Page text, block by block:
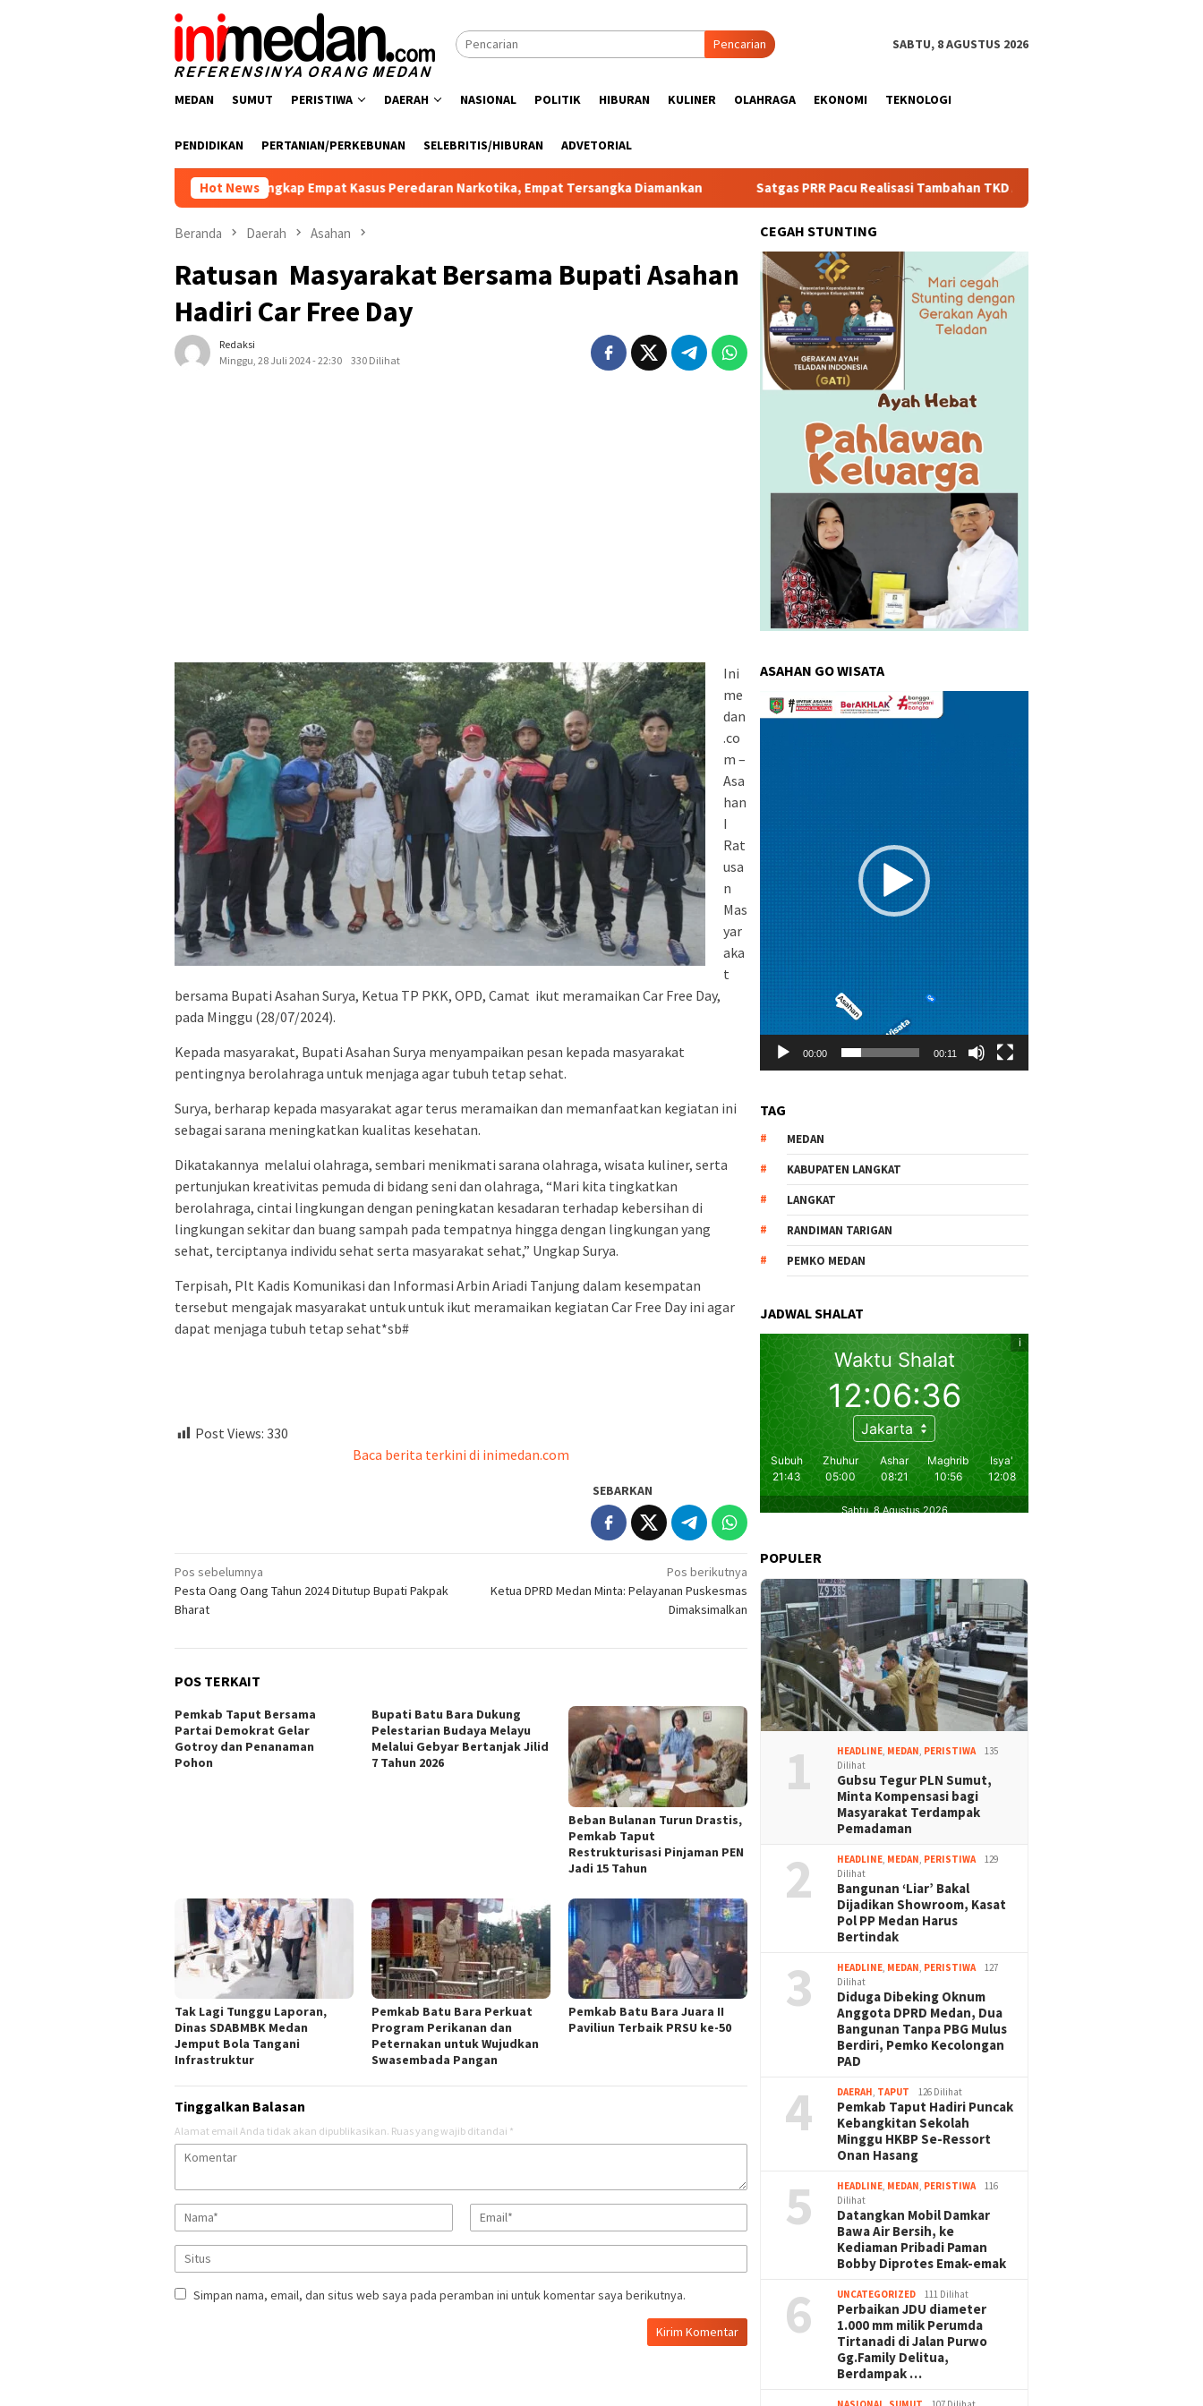
Pencarian SABTU, 8 AGUSTUS 2026
MEDAN SUMUT PERISTIWA DAERAH NASIONAL POLITIK HIBURAN KULINER OLAHRAGA EKONOMI TEKNOLOGI
PENDIDIKAN PERTANIAN/PERKEBUNAN SELEBRITIS/HIBURAN ADVETORIAL
Hot News
Polres Batu Bara Ungkap Empat Kasus Peredaran Narkotika, Empat Tersangka Diamankan Satgas PRR Pacu Realisasi Tambahan TKD Aceh Rp1,65 Triliun, Pastikan Transparan dan
Beranda Daerah Asahan
Ratusan Masyarakat Bersama Bupati Asahan
Hadiri Car Free Day
Redaksi
Minggu, 28 Juli 2024 - 22:30
330 Dilihat
Ini
me
dan
.co
m –
Asa
han
I
Rat
usa
n
Mas
yar
aka
t
bersama Bupati Asahan Surya, Ketua TP PKK, OPD, Camat ikut meramaikan Car Free Day,
pada Minggu (28/07/2024).
Kepada masyarakat, Bupati Asahan Surya menyampaikan pesan kepada masyarakat
pentingnya berolahraga untuk menjaga agar tubuh tetap sehat.
Surya, berharap kepada masyarakat agar terus meramaikan dan memanfaatkan kegiatan ini
sebagai sarana meningkatkan kualitas kesehatan.
Dikatakannya melalui olahraga, sembari menikmati sarana olahraga, wisata kuliner, serta
pertunjukan kreativitas pemuda di bidang seni dan olahraga, “Mari kita tingkatkan
berolahraga, cintai lingkungan dengan peningkatan kesadaran terhadap kebersihan di
lingkungan sekitar dan buang sampah pada tempatnya hingga dengan lingkungan yang
sehat, terciptanya individu sehat serta masyarakat sehat,” Ungkap Surya.
Terpisah, Plt Kadis Komunikasi dan Informasi Arbin Ariadi Tanjung dalam kesempatan
tersebut mengajak masyarakat untuk untuk ikut meramaikan kegiatan Car Free Day ini agar
dapat menjaga tubuh tetap sehat*sb#
Post Views: 330
Baca berita terkini di inimedan.com
SEBARKAN
Navigasi
pos
Pos sebelumnya
Pesta Oang Oang Tahun 2024 Ditutup Bupati Pakpak
Bharat
Pos berikutnya
Ketua DPRD Medan Minta: Pelayanan Puskesmas
Dimaksimalkan
POS TERKAIT
Pemkab Taput Bersama
Partai Demokrat Gelar
Gotroy dan Penanaman
Pohon
Bupati Batu Bara Dukung
Pelestarian Budaya Melayu
Melalui Gebyar Bertanjak Jilid
7 Tahun 2026
Beban Bulanan Turun Drastis,
Pemkab Taput
Restrukturisasi Pinjaman PEN
Jadi 15 Tahun‎
Tak Lagi Tunggu Laporan,
Dinas SDABMBK Medan
Jemput Bola Tangani
Infrastruktur
Pemkab Batu Bara Perkuat
Program Perikanan dan
Peternakan untuk Wujudkan
Swasembada Pangan
Pemkab Batu Bara Juara II
Paviliun Terbaik PRSU ke-50
Tinggalkan Balasan
Alamat email Anda tidak akan dipublikasikan. Ruas yang wajib ditandai *
Simpan nama, email, dan situs web saya pada peramban ini untuk komentar saya berikutnya.
CEGAH STUNTING
ASAHAN GO WISATA
Pemutar
Video
00:00 00:11
TAG
MEDAN
KABUPATEN LANGKAT
LANGKAT
RANDIMAN TARIGAN
PEMKO MEDAN
JADWAL SHALAT
POPULER
1 HEADLINE, MEDAN, PERISTIWA
135
Dilihat
Gubsu Tegur PLN Sumut,
Minta Kompensasi bagi
Masyarakat Terdampak
Pemadaman
2 HEADLINE, MEDAN, PERISTIWA
129
Dilihat
Bangunan ‘Liar’ Bakal
Dijadikan Showroom, Kasat
Pol PP Medan Harus
Bertindak
3 HEADLINE, MEDAN, PERISTIWA
127
Dilihat
Diduga Dibeking Oknum
Anggota DPRD Medan, Dua
Bangunan Tanpa PBG Mulus
Berdiri, Pemko Kecolongan
PAD
4 DAERAH, TAPUT 126 Dilihat
Pemkab Taput Hadiri Puncak
Kebangkitan Sekolah
Minggu HKBP Se-Ressort
Onan Hasang
5 HEADLINE, MEDAN, PERISTIWA
116
Dilihat
Datangkan Mobil Damkar
Bawa Air Bersih, ke
Kediaman Pribadi Paman
Bobby Diprotes Emak-emak
6 UNCATEGORIZED 111 Dilihat
Perbaikan JDU diameter
1.000 mm milik Perumda
Tirtanadi di Jalan Purwo
Gg.Family Delitua,
Berdampak …